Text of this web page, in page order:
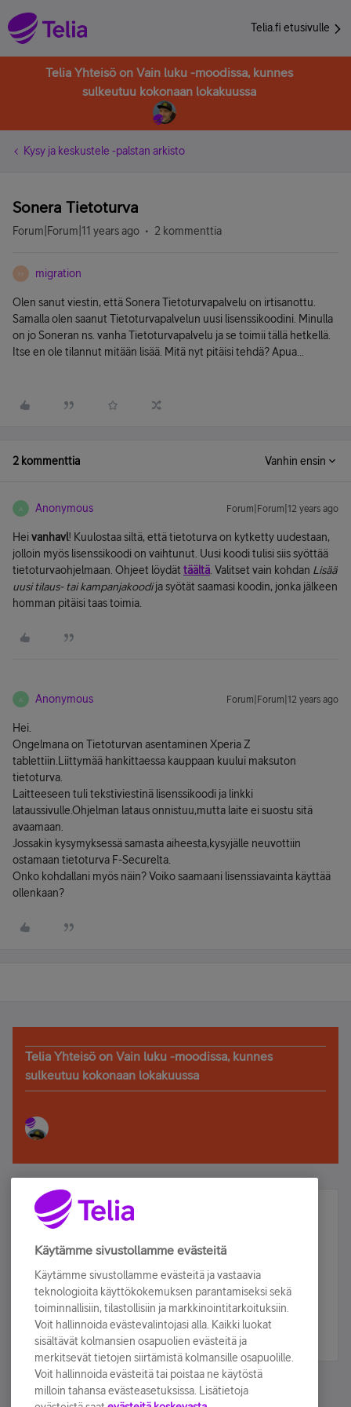
Telia.fi etusivulle
Telia Yhteisö on Vain luku -moodissa, kunnes
sulkeutuu kokonaan lokakuussa
Kysy ja keskustele -palstan arkisto
Sonera Tietoturva
Forum|Forum|11 years ago 2 kommenttia
M migration
Olen sanut viestin, että Sonera Tietoturvapalvelu on irtisanottu.
Samalla olen saanut Tietoturvapalvelun uusi lisenssikoodini. Minulla
on jo Soneran ns. vanha Tietoturvapalvelu ja se toimii tällä hetkellä.
Itse en ole tilannut mitään lisää. Mitä nyt pitäisi tehdä? Apua...
2 kommenttia Vanhin ensin
A Anonymous Forum|Forum|12 years ago
Heivanhavl! Kuulostaa siltä, että tietoturva on kytketty uudestaan,
jolloin myös lisenssikoodi on vaihtunut. Uusi koodi tulisi siis syöttää
tietoturvaohjelmaan. Ohjeet löydät täältä . Valitset vain kohdan Lisää
uusi tilaus- tai kampanjakoodija syötät saamasi koodin, jonka jälkeen
homman pitäisi taas toimia.
A Anonymous Forum|Forum|12 years ago
Hei.
Ongelmana on Tietoturvan asentaminen Xperia Z
tablettiin.Liittymää hankittaessa kauppaan kuului maksuton
tietoturva.
Laitteeseen tuli tekstiviestinä lisenssikoodi ja linkki
lataussivulle.Ohjelman lataus onnistuu,mutta laite ei suostu sitä
avaamaan.
Jossakin kysymyksessä samasta aiheesta,kysyjälle neuvottiin
ostamaan tietoturva F-Securelta.
Onko kohdallani myös näin? Voiko saamaani lisenssiavainta käyttää
ollenkaan?
Telia Yhteisö on Vain luku -moodissa, kunnes
sulkeutuu kokonaan lokakuussa
Älä jää paitsi – osallistu ja voita!
Tilaa Telian uutiskirje ja olet mukana arvonnassa.
sähköpostiisi.
Tilaa nyt
Käytämme sivustollamme evästeitä
Käytämme sivustollamme evästeitä ja vastaavia
teknologioita käyttökokemuksen parantamiseksi sekä
toiminnallisiin, tilastollisiin ja markkinointitarkoituksiin.
Voit hallinnoida evästevalintojasi alla. Kaikki luokat
sisältävät kolmansien osapuolien evästeitä ja
merkitsevät tietojen siirtämistä kolmansille osapuolille.
Voit hallinnoida evästeitä tai poistaa ne käytöstä
milloin tahansa evästeasetuksissa. Lisätietoja